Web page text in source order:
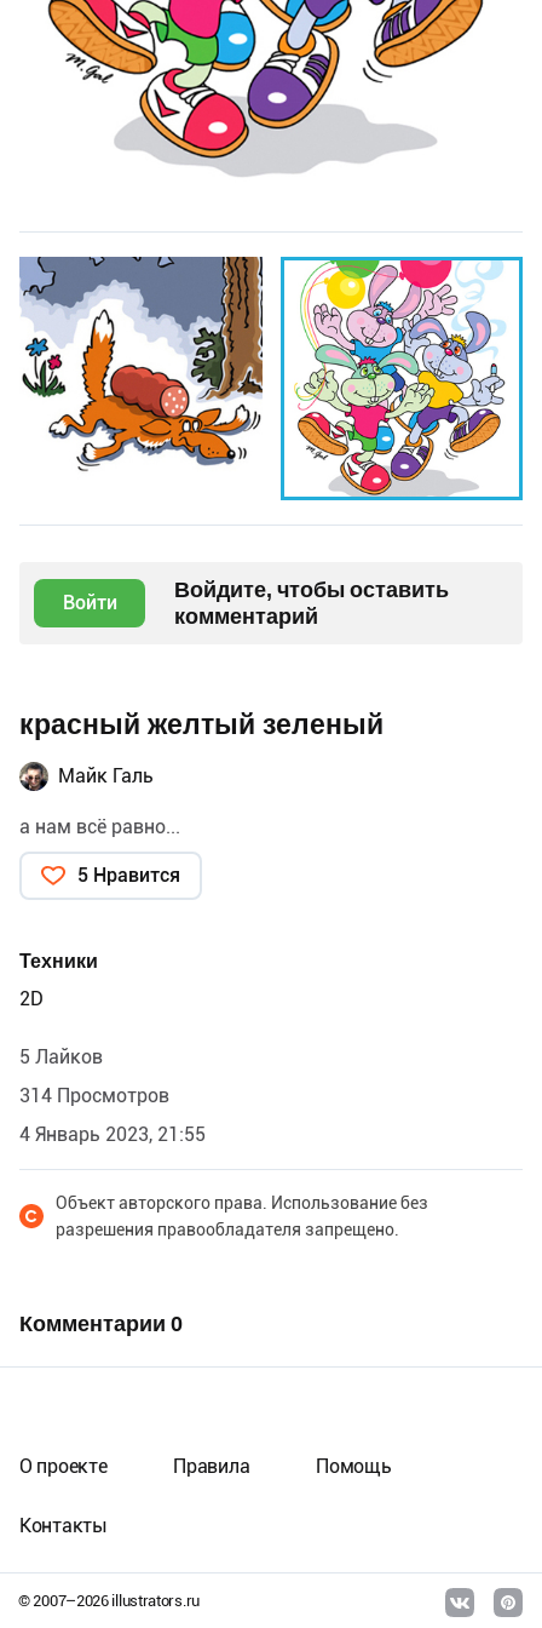
Войти
Войдите, чтобы оставить
комментарий
красный желтый зеленый
Майк Галь
а нам всё равно...
5 Нравится
Техники
2D
5 Лайков
314 Просмотров
4 Январь 2023, 21:55
Объект авторского права. Использование без
разрешения правообладателя запрещено.
Комментарии 0
© 2007–2026illustrators.ru
О проекте Правила Помощь
Контакты